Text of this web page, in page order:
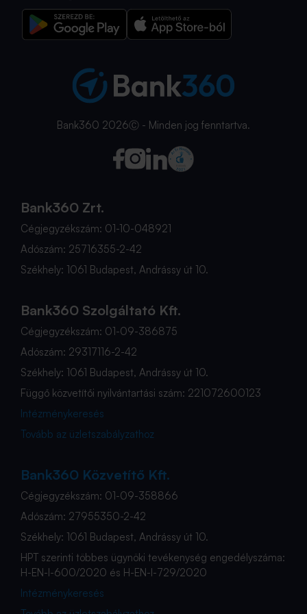
Bank360 2026Ⓒ - Minden jog fenntartva.
Bank360 Zrt.
Cégjegyzékszám: 01-10-048921
Adószám: 25716355-2-42
Székhely: 1061 Budapest, Andrássy út 10.
Bank360 Szolgáltató Kft.
Cégjegyzékszám: 01-09-386875
Adószám: 29317116-2-42
Székhely: 1061 Budapest, Andrássy út 10.
Függő közvetítői nyilvántartási szám: 221072600123
Intézménykeresés
Tovább az üzletszabályzathoz
Bank360 Közvetítő Kft.
Cégjegyzékszám: 01-09-358866
Adószám: 27955350-2-42
Székhely: 1061 Budapest, Andrássy út 10.
HPT szerinti többes ügynöki tevékenység engedélyszáma:
H-EN-I-600/2020 és H-EN-I-729/2020
Intézménykeresés